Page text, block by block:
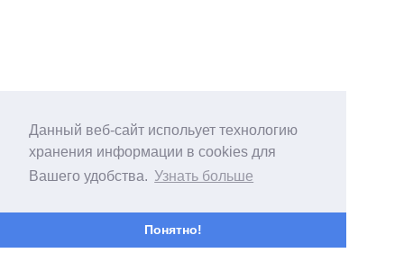
Данный веб-сайт испольует технологию
хранения информации в cookies для
Вашего удобства. Узнать больше
Понятно!